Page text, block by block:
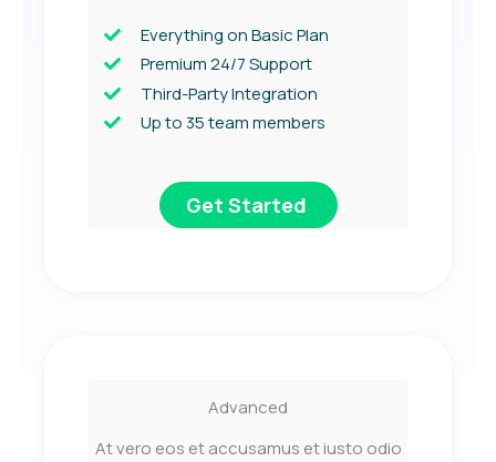
Everything on Basic Plan
Premium 24/7 Support
Third-Party Integration
Up to 35 team members
Get Started
Advanced
At vero eos et accusamus et iusto odio